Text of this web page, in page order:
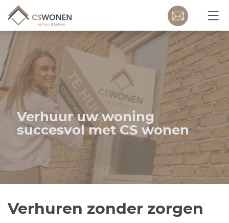
Verhuur uw woning
succesvol met CS wonen
Verhuren zonder zorgen